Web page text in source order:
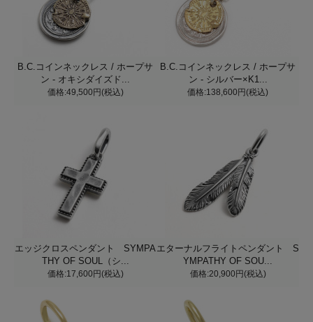
B.C.コインネックレス / ホープサ
ン - オキシダイズド...
価格:49,500円(税込)
B.C.コインネックレス / ホープサ
ン - シルバー×K1...
価格:138,600円(税込)
エッジクロスペンダント SYMPA
THY OF SOUL（シ...
価格:17,600円(税込)
エターナルフライトペンダント S
YMPATHY OF SOU...
価格:20,900円(税込)